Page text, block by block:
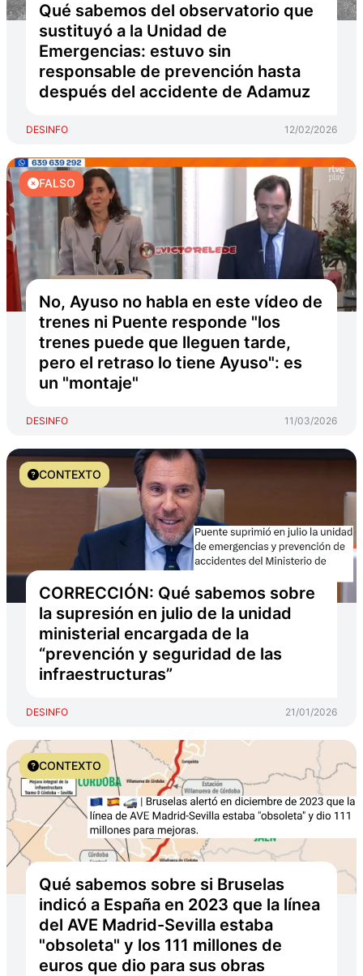
Qué sabemos del observatorio que
sustituyó a la Unidad de
Emergencias: estuvo sin
responsable de prevención hasta
después del accidente de Adamuz
DESINFO 12/02/2026
FALSO
No, Ayuso no habla en este vídeo de
trenes ni Puente responde "los
trenes puede que lleguen tarde,
pero el retraso lo tiene Ayuso": es
un "montaje"
DESINFO 11/03/2026
CONTEXTO
CORRECCIÓN: Qué sabemos sobre
la supresión en julio de la unidad
ministerial encargada de la
“prevención y seguridad de las
infraestructuras”
DESINFO 21/01/2026
CONTEXTO
Qué sabemos sobre si Bruselas
indicó a España en 2023 que la línea
del AVE Madrid-Sevilla estaba
"obsoleta" y los 111 millones de
euros que dio para sus obras